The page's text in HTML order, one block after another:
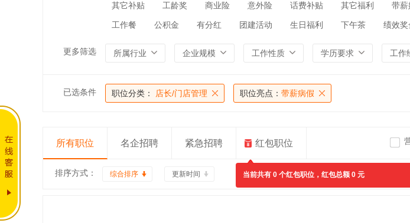
其它补贴 工龄奖 商业险 意外险 话费补贴 其它福利 带薪
工作餐 公积金 有分红 团建活动 生日福利 下午茶 绩效奖
更多筛选 所属行业 企业规模 工作性质 学历要求 工作
已选条件 职位分类： 店长/门店管理 职位亮点： 带薪病假
所有职位 名企招聘 紧急招聘 红包职位
当前共有 0 个红包职位，红包总额 0 元
排序方式： 综合排序 更新时间